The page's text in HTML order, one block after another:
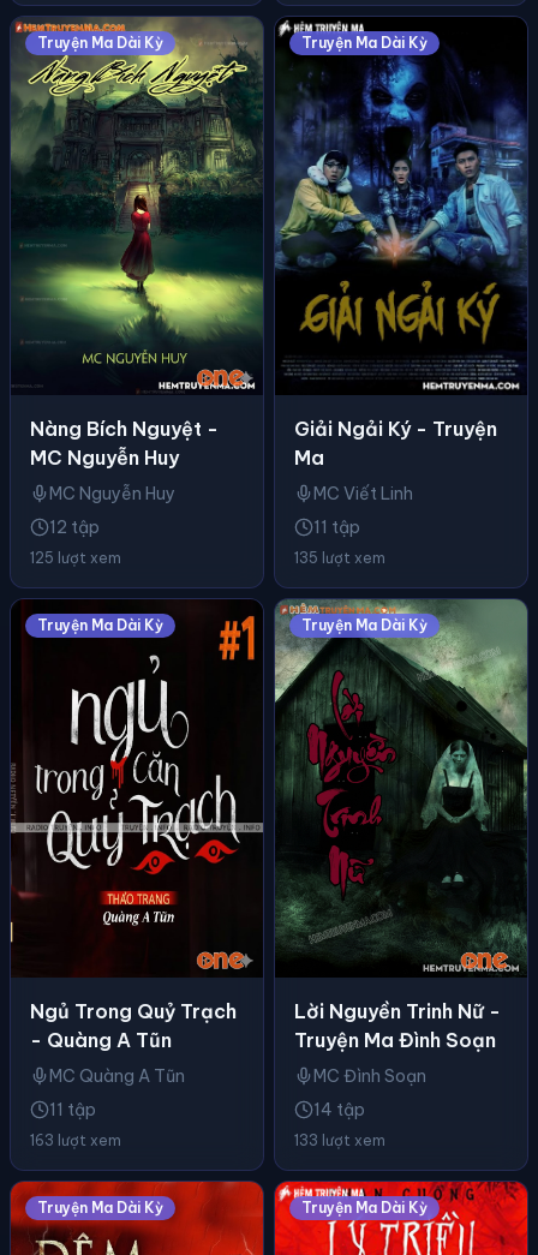
Truyện Ma Dài Kỳ
Nàng Bích Nguyệt -
MC Nguyễn Huy
MC Nguyễn Huy
12 tập
125 lượt xem
Truyện Ma Dài Kỳ
Giải Ngải Ký - Truyện
Ma
MC Viết Linh
11 tập
135 lượt xem
Truyện Ma Dài Kỳ
Ngủ Trong Quỷ Trạch
- Quàng A Tũn
MC Quàng A Tũn
11 tập
163 lượt xem
Truyện Ma Dài Kỳ
Lời Nguyền Trinh Nữ -
Truyện Ma Đình Soạn
MC Đình Soạn
14 tập
133 lượt xem
Truyện Ma Dài Kỳ Truyện Ma Dài Kỳ